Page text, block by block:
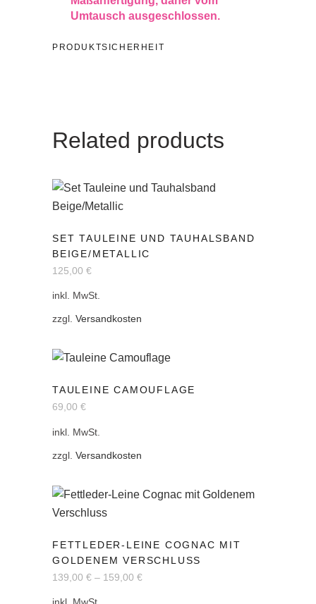
Umtausch ausgeschlossen.
PRODUKTSICHERHEIT
Related products
Produkt
weist
mehrere
Varianten
auf.
Optionen
auf
der
werden
SET TAULEINE UND TAUHALSBAND
BEIGE/METALLIC
125,00 €
inkl. MwSt.
zzgl. Versandkosten
Produkt
weist
mehrere
Die
auf
der
Produktseite
TAULEINE CAMOUFLAGE
69,00 €
inkl. MwSt.
zzgl. Versandkosten
Produkt
weist
mehrere
FETTLEDER-LEINE COGNAC MIT
GOLDENEM VERSCHLUSS
139,00 € – 159,00 €